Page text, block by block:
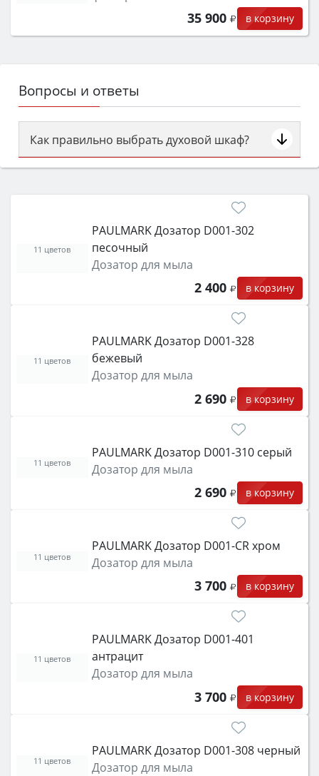
35 900 в корзину
Вопросы и ответы
Как правильно выбрать духовой шкаф?
Сначала определитесь с типом (газовый или
затем смотрите на объём 50–70 л для семьи,
функции (конвекция, гриль, самоочистка,
защита от детей).
PAULMARK Дозатор D001-302
песочный
Дозатор для мыла
2 400 в корзину
11 цветов
PAULMARK Дозатор D001-328
бежевый
Дозатор для мыла
2 690 в корзину
11 цветов
PAULMARK Дозатор D001-310 серый
Дозатор для мыла
2 690 в корзину
11 цветов
PAULMARK Дозатор D001-CR хром
Дозатор для мыла
3 700 в корзину
11 цветов
PAULMARK Дозатор D001-401
антрацит
Дозатор для мыла
3 700 в корзину
11 цветов
PAULMARK Дозатор D001-308 черный
Дозатор для мыла
11 цветов